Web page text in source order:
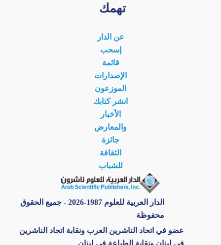
تهمك
عن الدار
إسحب
قائمة
الإصدارات
الموزعون
انشر كتابك
الأخبار
والمعارض
جائزة
الثقافة
للشباب
الدار العربية للعلوم 1987-2026 - جميع الحقوق
محفوظة
عضو في اتحاد الناشرين العرب ونقابة اتحاد الناشرين
في لبنان ونقابة الطباعة في لبنان